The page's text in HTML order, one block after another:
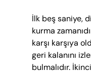
İlk beş saniye,
kurma
karşı karşıya
geri kalanını
bulmalıdır.